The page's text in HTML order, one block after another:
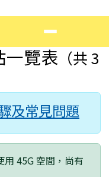
一覽表 （共 3
及常見問題
45G 空間，尚有